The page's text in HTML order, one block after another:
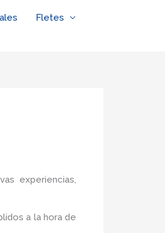
Fletes
experiencias,
a la hora de